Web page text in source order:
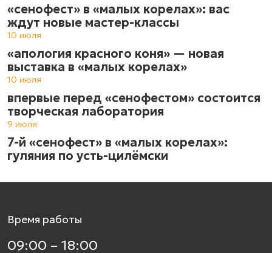
«сенофест» в «малых корелах»: вас
ждут новые мастер-классы
10 июля
«апология красного коня» — новая
выставка в «малых корелах»
10 июля
впервые перед «сенофестом» состоится
творческая лаборатория
9 июля
7-й «сенофест» в «малых корелах»:
гуляния по усть-цилёмски
Время работы
09:00 – 18:00